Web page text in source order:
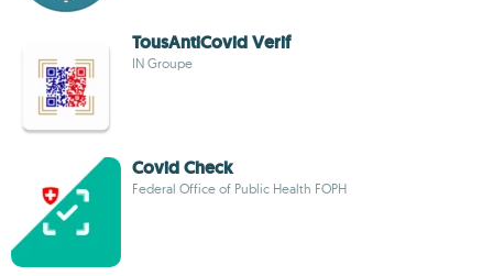
TousAntiCovid Verif
IN Groupe
Covid Check
Federal Office of Public Health FOPH